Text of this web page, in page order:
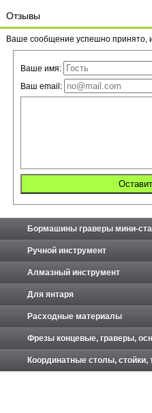
Отзывы
Ваше сообщение успешно принято,
Ваше имя:
Ваш email:
Бормашины граверы мини-
Ручной инструмент
Алмазный инструмент
Для янтаря
Расходные материалы
Фрезы концевые, граверы,
Координатные столы, стойки,